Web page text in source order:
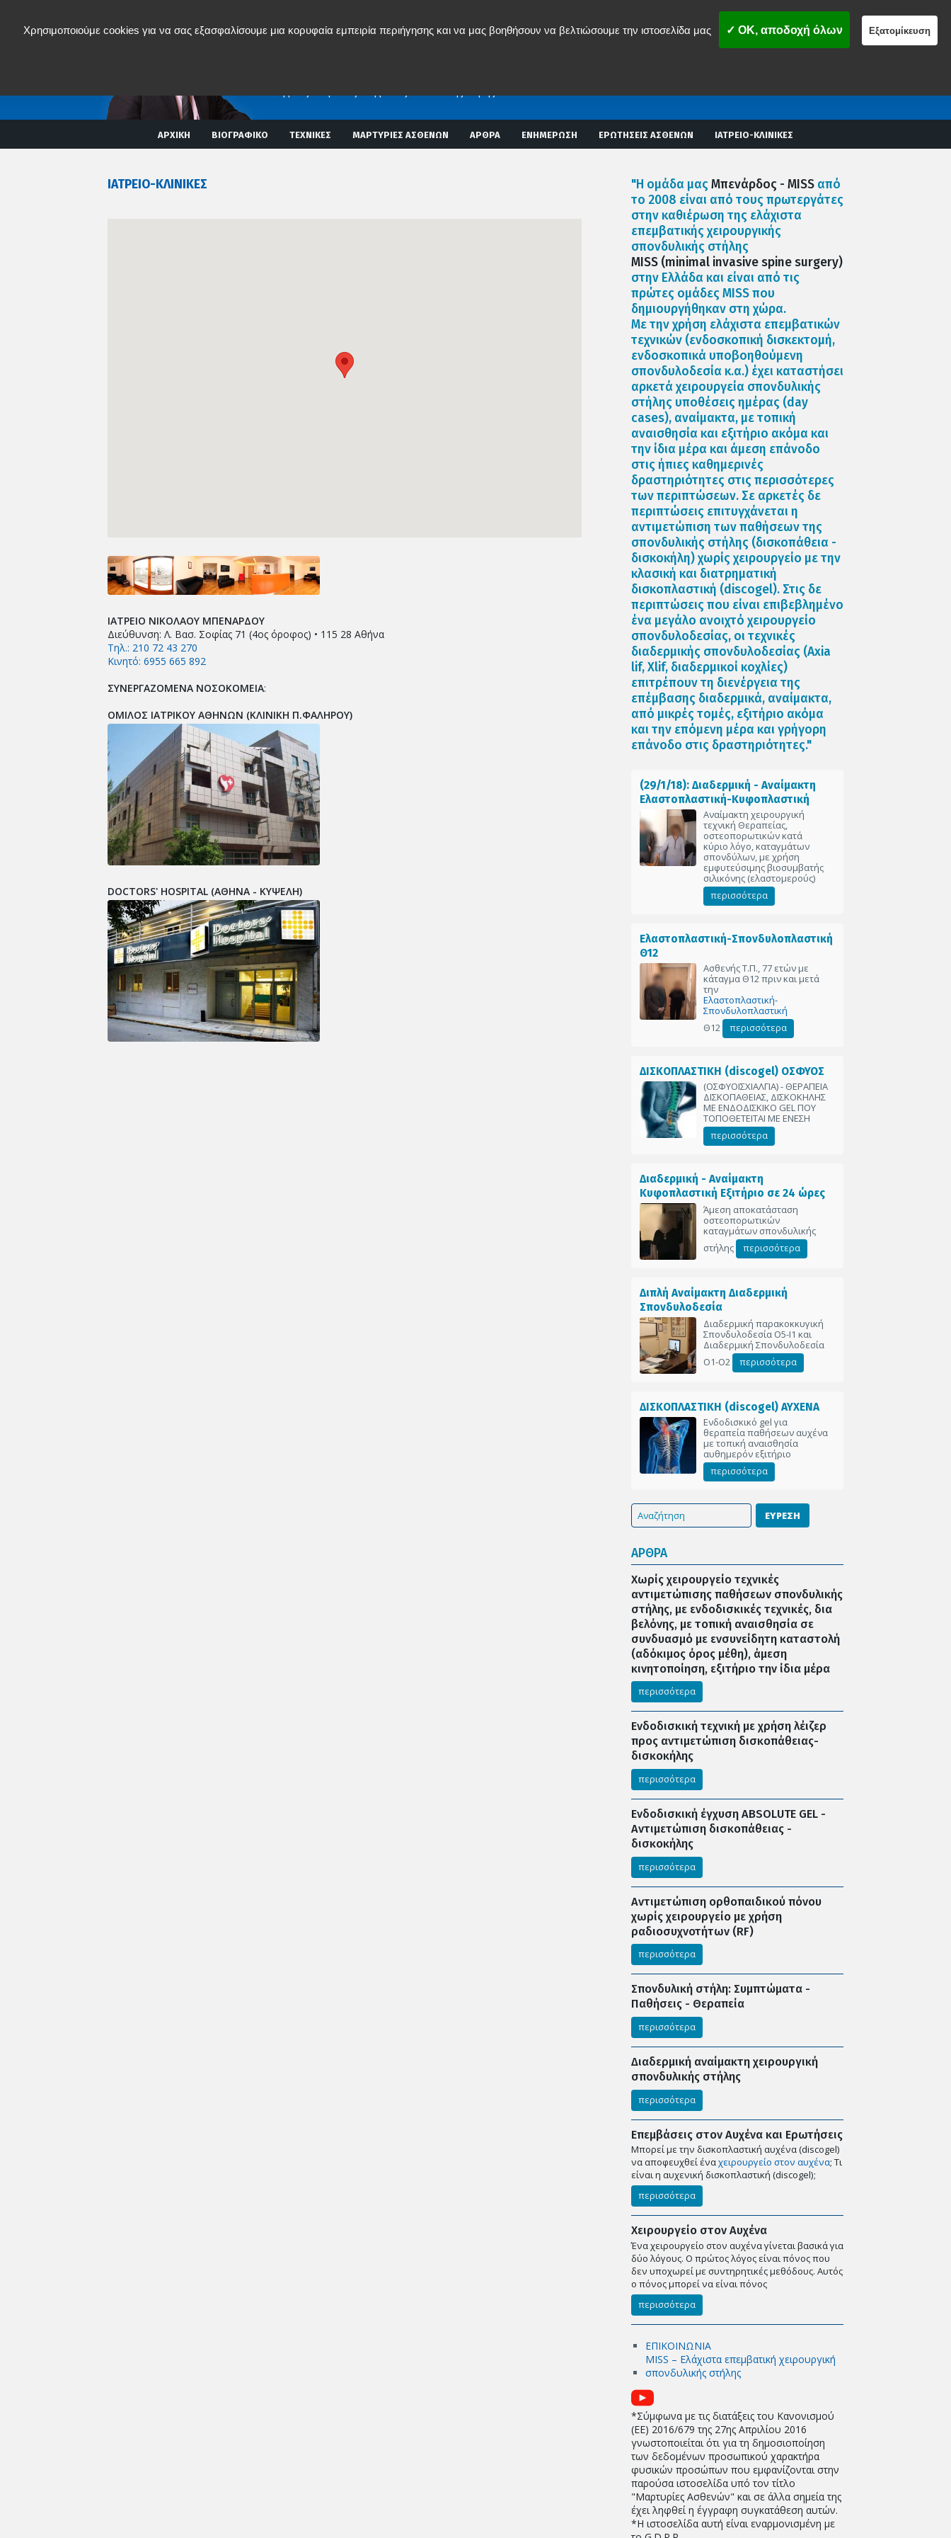
ΑΡΧΙΚΗ ΒΙΟΓΡΑΦΙΚΟ ΤΕΧΝΙΚΕΣ ΜΑΡΤΥΡΙΕΣ ΑΣΘΕΝΩΝ ΑΡΘΡΑ ΕΝΗΜΕΡΩΣΗ ΕΡΩΤΗΣΕΙΣ ΑΣΘΕΝΩΝ ΙΑΤΡΕΙΟ-ΚΛΙΝΙΚΕΣ
ΙΑΤΡΕΙΟ-ΚΛΙΝΙΚΕΣ
ΙΑΤΡΕΙΟ ΝΙΚΟΛΑΟΥ ΜΠΕΝΑΡΔΟΥ
Διεύθυνση: Λ. Βασ. Σοφίας 71 (4ος όροφος) • 115 28 Αθήνα
Τηλ.: 210 72 43 270
Κινητό: 6955 665 892
ΣΥΝΕΡΓΑΖΟΜΕΝΑ ΝΟΣΟΚΟΜΕΙΑ:
ΟΜΙΛΟΣ ΙΑΤΡΙΚΟΥ ΑΘΗΝΩΝ (ΚΛΙΝΙΚΗ Π.ΦΑΛΗΡΟΥ)
DOCTORS' HOSPITAL (ΑΘΗΝΑ - ΚΥΨΕΛΗ)
"Η ομάδα μαςΜπενάρδος - MISS από
το 2008 είναι από τους πρωτεργάτες
στην καθιέρωση της ελάχιστα
επεμβατικής χειρουργικής
σπονδυλικής στήλης
MISS (minimal invasive spine surgery)
στην Ελλάδα και είναι από τις
πρώτες ομάδες MISS που
δημιουργήθηκαν στη χώρα.
Με την χρήση ελάχιστα επεμβατικών
τεχνικών (ενδοσκοπική δισκεκτομή,
ενδοσκοπικά υποβοηθούμενη
σπονδυλοδεσία κ.α.) έχει καταστήσει
αρκετά χειρουργεία σπονδυλικής
στήλης υποθέσεις ημέρας (day
cases), αναίμακτα, με τοπική
αναισθησία και εξιτήριο ακόμα και
την ίδια μέρα και άμεση επάνοδο
στις ήπιες καθημερινές
δραστηριότητες στις περισσότερες
των περιπτώσεων. Σε αρκετές δε
περιπτώσεις επιτυγχάνεται η
αντιμετώπιση των παθήσεων της
σπονδυλικής στήλης (δισκοπάθεια -
δισκοκήλη) χωρίς χειρουργείο με την
κλασική και διατρηματική
δισκοπλαστική (discogel). Στις δε
περιπτώσεις που είναι επιβεβλημένο
ένα μεγάλο ανοιχτό χειρουργείο
σπονδυλοδεσίας, οι τεχνικές
διαδερμικής σπονδυλοδεσίας (Axia
lif, Xlif, διαδερμικοί κοχλίες)
επιτρέπουν τη διενέργεια της
επέμβασης διαδερμικά, αναίμακτα,
από μικρές τομές, εξιτήριο ακόμα
και την επόμενη μέρα και γρήγορη
επάνοδο στις δραστηριότητες."
(29/1/18): Διαδερμική - Αναίμακτη
Ελαστοπλαστική-Κυφοπλαστική
Αναίμακτη χειρουργική
τεχνική Θεραπείας,
οστεοπορωτικών κατά
κύριο λόγο, καταγμάτων
σπονδύλων, με χρήση
εμφυτεύσιμης βιοσυμβατής
σιλικόνης (ελαστομερούς)
περισσότερα
Ελαστοπλαστική-Σπονδυλοπλαστική
Θ12
Ασθενής Τ.Π., 77 ετών με
κάταγμα Θ12 πριν και μετά
την
Ελαστοπλαστική-
Σπονδυλοπλαστική
Θ12
περισσότερα
ΔΙΣΚΟΠΛΑΣΤΙΚΗ (discogel) ΟΣΦΥΟΣ
(ΟΣΦΥΟΙΣΧΙΑΛΓΙΑ) - ΘΕΡΑΠΕΙΑ
ΔΙΣΚΟΠΑΘΕΙΑΣ, ΔΙΣΚΟΚΗΛΗΣ
ΜΕ ΕΝΔΟΔΙΣΚΙΚΟ GEL ΠΟΥ
ΤΟΠΟΘΕΤΕΙΤΑΙ ΜΕ ΕΝΕΣΗ
περισσότερα
Διαδερμική - Αναίμακτη
Κυφοπλαστική Εξιτήριο σε 24 ώρες
Άμεση αποκατάσταση
οστεοπορωτικών
καταγμάτων σπονδυλικής
στήλης
περισσότερα
Διπλή Αναίμακτη Διαδερμική
Σπονδυλοδεσία
Διαδερμική παρακοκκυγική
Σπονδυλοδεσία Ο5-Ι1 και
Διαδερμική Σπονδυλοδεσία
Ο1-Ο2
περισσότερα
ΔΙΣΚΟΠΛΑΣΤΙΚΗ (discogel) ΑΥΧΕΝΑ
Ενδοδισκικό gel για
θεραπεία παθήσεων αυχένα
με τοπική αναισθησία
αυθημερόν εξιτήριο
περισσότερα
ΕΥΡΕΣΗ
ΑΡΘΡΑ
Χωρίς χειρουργείο τεχνικές
αντιμετώπισης παθήσεων σπονδυλικής
στήλης, με ενδοδισκικές τεχνικές, δια
βελόνης, με τοπική αναισθησία σε
συνδυασμό με ενσυνείδητη καταστολή
(αδόκιμος όρος μέθη), άμεση
κινητοποίηση, εξιτήριο την ίδια μέρα
περισσότερα
Ενδοδισκική τεχνική με χρήση λέιζερ
προς αντιμετώπιση δισκοπάθειας-
δισκοκήλης
περισσότερα
Ενδοδισκική έγχυση ABSOLUTE GEL -
Αντιμετώπιση δισκοπάθειας -
δισκοκήλης
περισσότερα
Αντιμετώπιση ορθοπαιδικού πόνου
χωρίς χειρουργείο με χρήση
ραδιοσυχνοτήτων (RF)
περισσότερα
Σπονδυλική στήλη: Συμπτώματα -
Παθήσεις - Θεραπεία
περισσότερα
Διαδερμική αναίμακτη χειρουργική
σπονδυλικής στήλης
περισσότερα
Επεμβάσεις στον Αυχένα και Ερωτήσεις
Μπορεί με την δισκοπλαστική αυχένα (discogel)
να αποφευχθεί έναχειρουργείο στον αυχένα; Tι
είναι η αυχενική δισκοπλαστική (discogel);
περισσότερα
Χειρουργείο στον Αυχένα
Ένα χειρουργείο στον αυχένα γίνεται βασικά για
δύο λόγους. Ο πρώτος λόγος είναι πόνος που
δεν υποχωρεί με συντηρητικές μεθόδους. Αυτός
ο πόνος μπορεί να είναι πόνος
περισσότερα
ΕΠΙΚΟΙΝΩΝΙΑ
MISS – Ελάχιστα επεμβατική χειρουργική
σπονδυλικής στήλης
*Σύμφωνα με τις διατάξεις του Κανονισμού
(EE) 2016/679 της 27ης Απριλίου 2016
γνωστοποιείται ότι για τη δημοσιοποίηση
των δεδομένων προσωπικού χαρακτήρα
φυσικών προσώπων που εμφανίζονται στην
παρούσα ιστοσελίδα υπό τον τίτλο
"Μαρτυρίες Ασθενών" και σε άλλα σημεία της
έχει ληφθεί η έγγραφη συγκατάθεση αυτών.
*Η ιστοσελίδα αυτή είναι εναρμονισμένη με
Χρησιμοποιούμε cookies για να σας εξασφαλίσουμε μια κορυφαία εμπειρία περιήγησης και να μας βοηθήσουν να βελτιώσουμε την ιστοσελίδα μας ✓ OK, αποδοχή όλων Εξατομίκευση